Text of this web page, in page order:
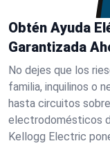
Obtén Ayuda
Garantizada
No dejes que los
familia, inquilinos o
hasta circuitos
electrodomésticos
Kellogg Electric